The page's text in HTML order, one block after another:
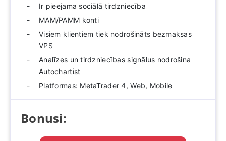
Ir pieejama sociālā tirdzniecība
MAM/PAMM konti
Visiem klientiem tiek nodrošināts bezmaksas
VPS
Analīzes un tirdzniecības signālus nodrošina
Autochartist
Platformas: MetaTrader 4, Web, Mobile
Bonusi: